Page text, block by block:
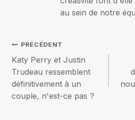
au sein de notre
Navigation
de
l’article
PRÉCÉDENT
Katy Perry et Justin
Trudeau ressemblent
définitivement à un
couple, n'est-ce pas ?